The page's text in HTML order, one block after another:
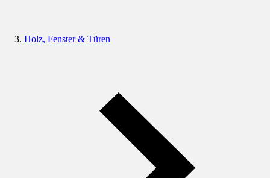
Holz, Fenster & Türen